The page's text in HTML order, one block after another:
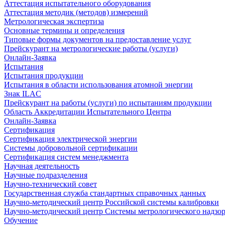
Аттестация испытательного оборудования
Аттестация методик (методов) измерений
Метрологическая экспертиза
Основные термины и определения
Типовые формы документов на предоставление услуг
Прейскурант на метрологические работы (услуги)
Онлайн-Заявка
Испытания
Испытания продукции
Испытания в области использования атомной энергии
Знак ILAC
Прейскурант на работы (услуги) по испытаниям продукции
Область Аккредитации Испытательного Центра
Онлайн-Заявка
Сертификация
Сертификация электрической энергии
Системы добровольной сертификации
Сертификация систем менеджмента
Научная деятельность
Научные подразделения
Научно-технический совет
Государственная служба стандартных справочных данных
Научно-методический центр Российской системы калибровки
Научно-методический центр Системы метрологического
Обучение